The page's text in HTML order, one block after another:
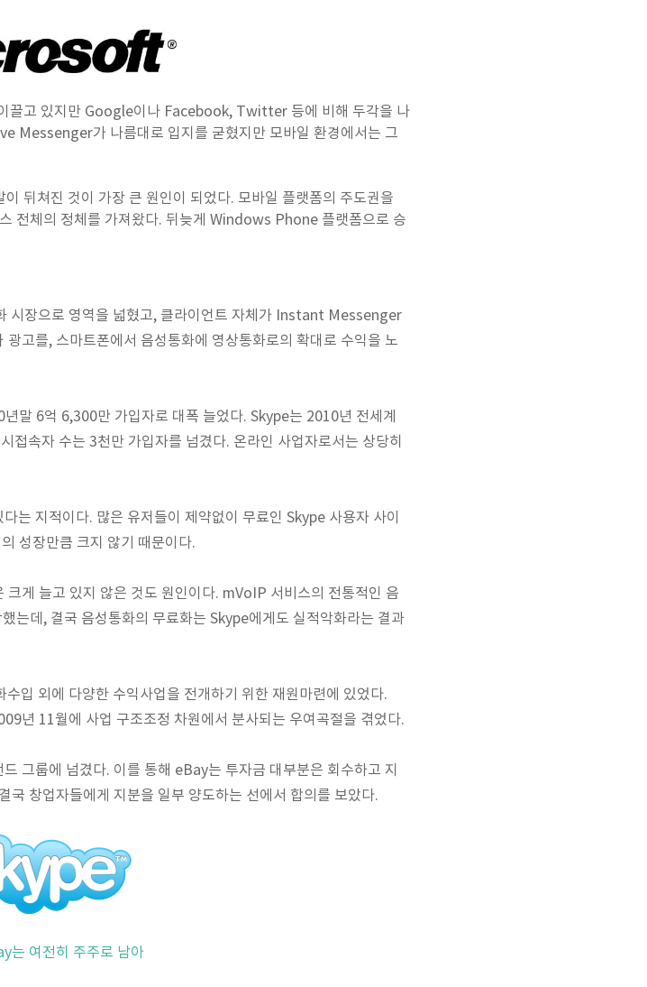
고 있지만 Google이나 Facebook, Twitter 등에 비해 두각을 나
Messenger가 나름대로 입지를 굳혔지만 모바일 환경에서는 그
뒤쳐진 것이 가장 큰 원인이 되었다. 모바일 플랫폼의 주도권을
전체의 정체를 가져왔다. 뒤늦게 Windows Phone 플랫폼으로 승
시장으로 영역을 넓혔고, 클라이언트 자체가 Instant Messenger
고를, 스마트폰에서 음성통화에 영상통화로의 확대로 수익을 노
말 6억 6,300만 가입자로 대폭 늘었다. Skype는 2010년 전세계
속자 수는 3천만 가입자를 넘겼다. 온라인 사업자로서는 상당히
는 지적이다. 많은 유저들이 제약없이 무료인 Skype 사용자 사이
성장만큼 크지 않기 때문이다.
게 늘고 있지 않은 것도 원인이다. mVoIP 서비스의 전통적인 음
는데, 결국 음성통화의 무료화는 Skype에게도 실적악화라는 결과
입 외에 다양한 수익사업을 전개하기 위한 재원마련에 있었다.
년 11월에 사업 구조조정 차원에서 분사되는 우여곡절을 겪었다.
그룹에 넘겼다. 이를 통해 eBay는 투자금 대부분은 회수하고 지
국 창업자들에게 지분을 일부 양도하는 선에서 합의를 보았다.
는 여전히 주주로 남아